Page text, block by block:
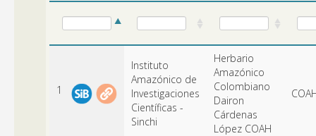
1
Instituto
Amazónico de
Investigaciones
Científicas -
Sinchi
Herbario
Amazónico
Colombiano
Dairon
Cárdenas
López COAH